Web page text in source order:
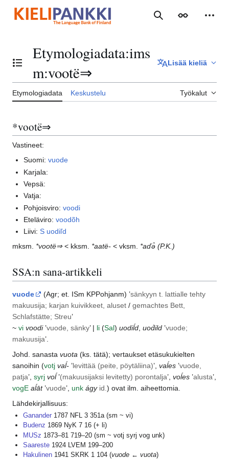
sisältöön
Haku Ulkoasu
Vaihda sisällysluettelo
Etymologiadata:ims
m:vootë⇒
Lisää kieliä
Etymologiadata Keskustelu Työkalut
*vootë⇒‎
Vastineet:
Suomi:vuode
Karjala:
Vepsä:
Vatja:
Pohjoisviro:voodi
Eteläviro:voodõh
Liivi:S uodiľd
mksm. *vootë⇒‎< kksm. *aatë- < vksm. *aďǝ̑ (P.K.)
SSA:n sana-artikkeli
vuode (Agr; et. ISm KPPohjanm) ’sänkyyn t. lattialle tehty
makuusija; karjan kuivikkeet, aluset / gemachtes Bett,
Schlafstätte; Streu’
~ vi voodi’vuode, sänky’ | li (Sal) uodiĺd uod́ild ’vuode;
makuusija’.
Johd. sanasta vuota (ks. tätä); vertaukset etäsukukielten
sanoihin (votj vaĺ- ’levittää (peite, pöytäliina)’, vaĺes ’vuode,
patja’, syrj voĺ’(makuusijaksi levitetty) porontalja’, voĺes ’alusta’,
vogE aĺāt’vuode’, unk ágy id. ) ovat ilm. aiheettomia.
Lähdekirjallisuus:
Ganander1787 NFL 3 351a (sm ~ vi)
Budenz 1869 NyK 7 16 (+ li)
MUSz 1873–81 719–20 (sm ~ votj syrj vog unk)
Saareste1924 LVEM 199–200
Hakulinen1941 SKRK 1 104 (vuode← vuota)